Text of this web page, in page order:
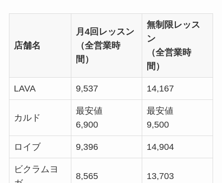
店舗名
月4回レッスン
（全営業時
間）
無制限レッス
ン
（全営業時
間）
LAVA 9,537 14,167
カルド
最安値
6,900
最安値
9,500
ロイブ 9,396 14,904
ビクラムヨ
8,565 13,703